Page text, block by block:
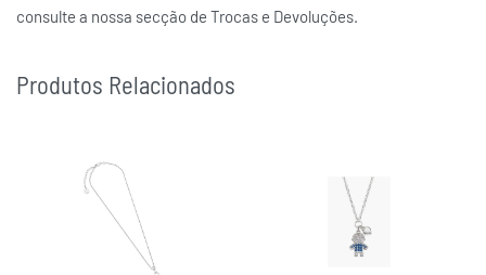
consulte a nossa secção de Trocas e Devoluções.
Produtos Relacionados